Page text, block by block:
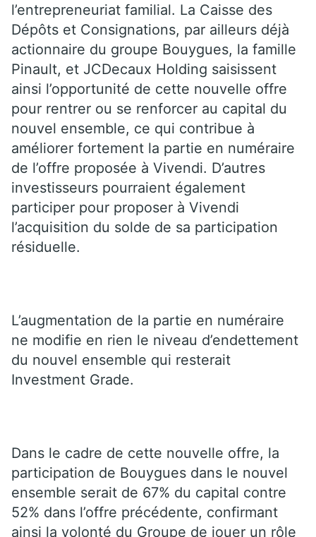
l’entrepreneuriat familial. La Caisse des
Dépôts et Consignations, par ailleurs déjà
actionnaire du groupe Bouygues, la famille
Pinault, et JCDecaux Holding saisissent
ainsi l’opportunité de cette nouvelle offre
pour rentrer ou se renforcer au capital du
nouvel ensemble, ce qui contribue à
améliorer fortement la partie en numéraire
de l’offre proposée à Vivendi. D’autres
investisseurs pourraient également
participer pour proposer à Vivendi
l’acquisition du solde de sa participation
résiduelle.
L’augmentation de la partie en numéraire
ne modifie en rien le niveau d’endettement
du nouvel ensemble qui resterait
Investment Grade.
Dans le cadre de cette nouvelle offre, la
participation de Bouygues dans le nouvel
ensemble serait de 67% du capital contre
52% dans l’offre précédente, confirmant
ainsi la volonté du Groupe de jouer un rôle